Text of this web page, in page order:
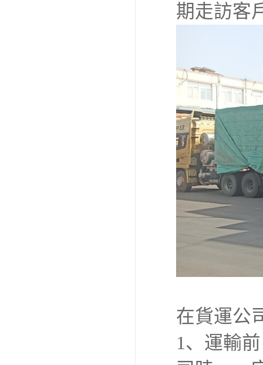
期走訪客
在貨運公
1、運輸